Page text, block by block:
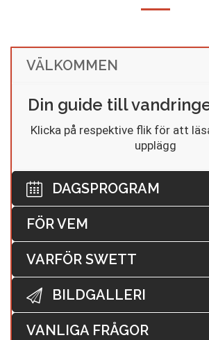
VÄLKOMMEN
Din guide till
Klicka på respektive flik för att
upplägg
DAGSPROGRAM
FÖR VEM
VARFÖR SWETT
BILDGALLERI
VANLIGA FRÅGOR